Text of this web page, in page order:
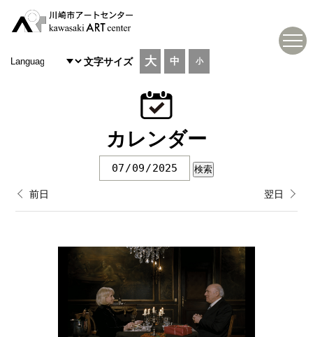
文字サイズ 大 中 小
カレンダー
前日 翌日